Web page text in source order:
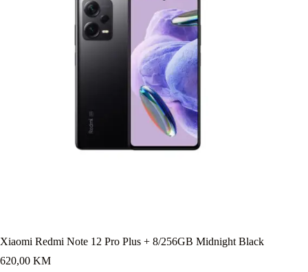
Xiaomi Redmi Note 12 Pro Plus + 8/256GB Midnight Black
620,00 KM